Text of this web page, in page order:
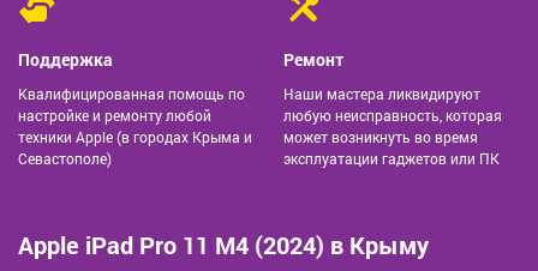
Поддержка
Квалифицированная помощь по
настройке и ремонту любой
техники Apple (в городах Крыма и
Севастополе)
Ремонт
Наши мастера ликвидируют
любую неисправность, которая
может возникнуть во время
эксплуатации гаджетов или ПК
Apple iPad Pro 11 M4 (2024) в Крыму